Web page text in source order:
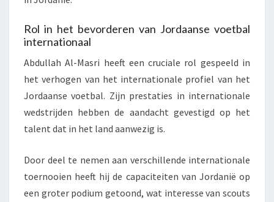
Rol in het bevorderen van Jordaanse voetbal
internationaal
Abdullah Al-Masri heeft een cruciale rol gespeeld in
het verhogen van het internationale profiel van het
Jordaanse voetbal. Zijn prestaties in internationale
wedstrijden hebben de aandacht gevestigd op het
talent dat in het land aanwezig is.
Door deel te nemen aan verschillende internationale
toernooien heeft hij de capaciteiten van Jordanië op
een groter podium getoond, wat interesse van scouts